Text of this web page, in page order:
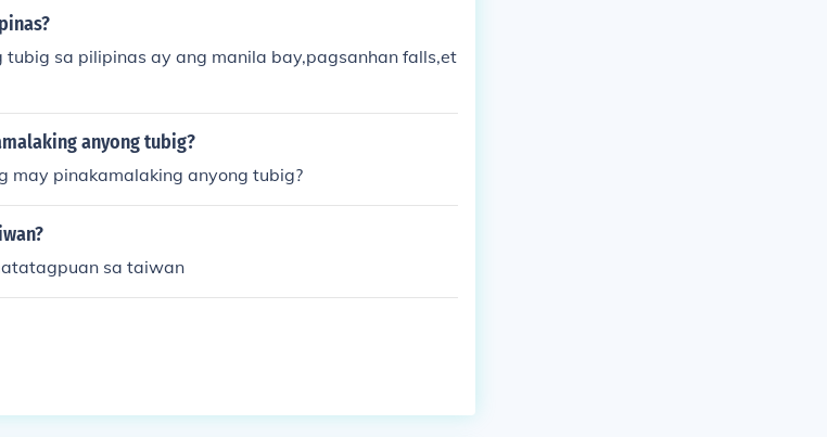
sa pilipinas ay ang manila bay,pagsanhan falls,et
anyong tubig?
may pinakamalaking anyong tubig?
sa taiwan